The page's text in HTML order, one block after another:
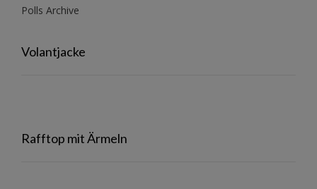
Polls Archive
Volantjacke
Rafftop mit Ärmeln